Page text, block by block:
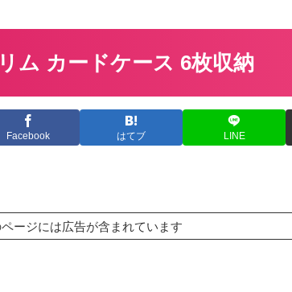
ム カードケース 6枚収納
Facebook はてブ LINE
ページには広告が含まれています